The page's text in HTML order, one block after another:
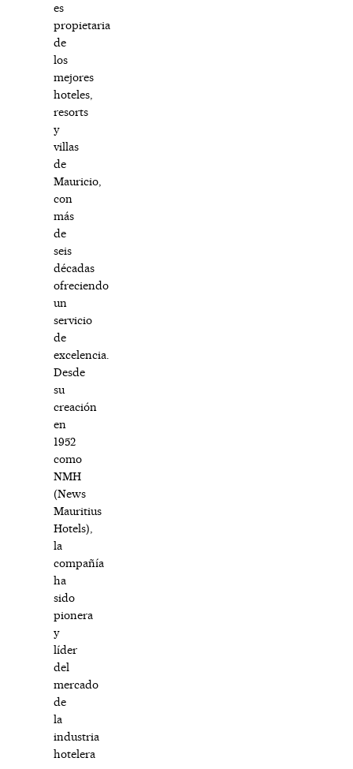
es
propietaria
de
los
mejores
hoteles,
resorts
y
villas
de
Mauricio,
con
más
de
seis
décadas
ofreciendo
un
servicio
de
excelencia.
Desde
su
creación
en
1952
como
NMH
(News
Mauritius
Hotels),
la
compañía
ha
sido
pionera
y
líder
del
mercado
de
la
industria
hotelera